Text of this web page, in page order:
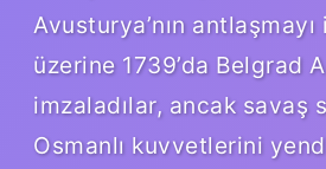
Avusturya’nın antlaşmayı
üzerine 1739’da Belgrad
imzaladılar, ancak savaş
Osmanlı kuvvetlerini